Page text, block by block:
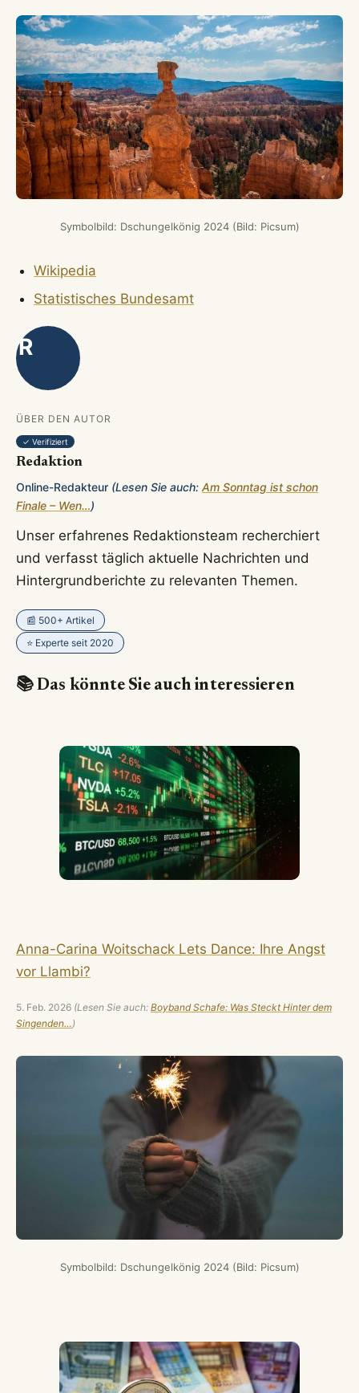
Symbolbild: Dschungelkönig 2024 (Bild: Picsum)
Wikipedia
Statistisches Bundesamt
R
ÜBER DEN AUTOR
✓ Verifiziert
Redaktion
Online-Redakteur (Lesen Sie auch: Am Sonntag ist schon
Finale – Wen…)
Unser erfahrenes Redaktionsteam recherchiert
und verfasst täglich aktuelle Nachrichten und
Hintergrundberichte zu relevanten Themen.
📰 500+ Artikel
⭐ Experte seit 2020
📚 Das könnte Sie auch interessieren
Anna-Carina Woitschack Lets Dance: Ihre Angst
vor Llambi?
5. Feb. 2026 (Lesen Sie auch: Boyband Schafe: Was Steckt Hinter dem
Singenden… )
Symbolbild: Dschungelkönig 2024 (Bild: Picsum)